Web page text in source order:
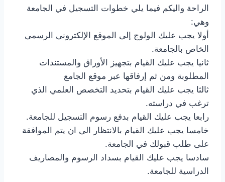
الراحة واليكم فيما يلي خطوات التسجيل في الجامعة
وهي:
أولا يجب عليك الولوج إلى الموقع الإلكترونى الرسمى
الخاص بالجامعة.
ثانيا يجب عليك القيام بتجهيز الأوراق والمستندات
المطلوبة ومن ثم إرفاقها عبر موقع الجامع
ثالثا يجب عليك القيام بتحديد التخصص العلمي الذي
ترغب في دراسته.
رابعا يجب عليك القيام بدفع رسوم التسجيل للجامعة.
خامسا يجب عليك القيام بالانتظار الى ان يتم الموافقة
على طلب قبولك في الجامعة.
سادسا يجب عليك القيام بسداد الرسوم والمصاريف
الدراسية للجامعة.